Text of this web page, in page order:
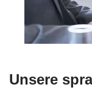
Unsere